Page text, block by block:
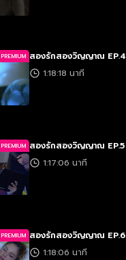
PREMIUM สองรักสองวิญญาณ EP.4
1:18:18 นาที
PREMIUM สองรักสองวิญญาณ EP.5
1:17:06 นาที
PREMIUM สองรักสองวิญญาณ EP.6
1:18:06 นาที